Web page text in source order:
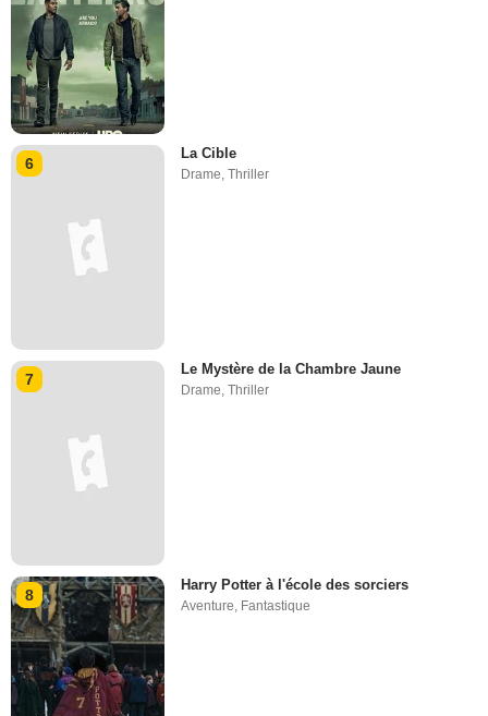
6
La Cible
Drame ,Thriller
7
Le Mystère de la Chambre Jaune
Drame,Thriller
8
Harry Potter à l'école des sorciers
Aventure, Fantastique